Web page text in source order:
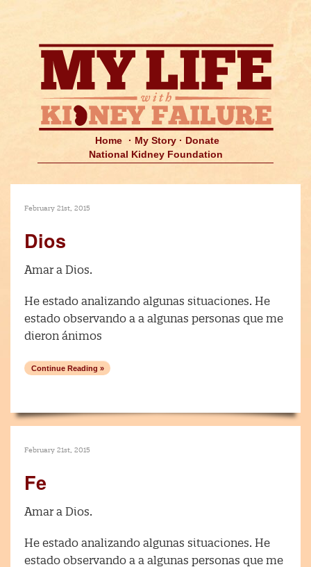
Home
· My Story · Donate
National Kidney Foundation
February 21st, 2015
Dios
Amar a Dios.
He estado analizando algunas situaciones. He
estado observando a a algunas personas que me
dieron ánimos
Continue Reading »
February 21st, 2015
Fe
Amar a Dios.
He estado analizando algunas situaciones. He
estado observando a a algunas personas que me